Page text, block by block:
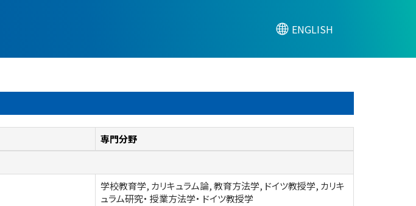
ENGLISH
専門分野
学校教育学, カリキュラム論, 教育方法学, ドイツ教授学, カリキ
ュラム研究・ 授業方法学・ ドイツ教授学